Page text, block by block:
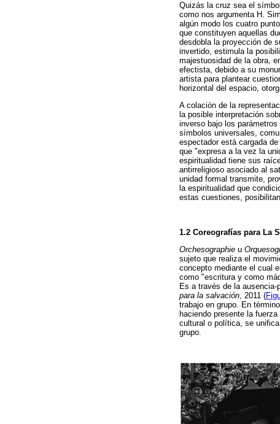
Quizás la cruz sea el
como nos argumenta H.
algún modo los cuatro
que constituyen aquellas
desdobla la proyección de
invertido, estimula la
majestuosidad de la obra,
efectista, debido a su
artista para plantear
horizontal del espacio,
A colación de la
la posible interpretación
inverso bajo los
símbolos universales,
espectador está cargada
que "expresa a la vez la
espiritualidad tiene sus
antirreligioso asociado al
unidad formal transmite,
la espiritualidad que
estas cuestiones,
1.2 Coreografías para La
Orchesographie u
sujeto que realiza el
concepto mediante el cual
como "escritura y como
Es a través de la
para la salvación, 2011 (
trabajo en grupo. En
haciendo presente la
cultural o política, se
grupo.